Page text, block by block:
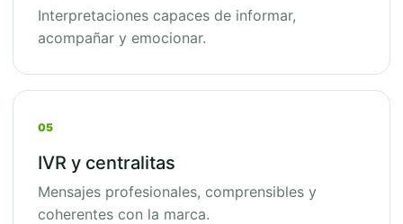
Interpretaciones capaces de informar,
acompañar y emocionar.
05
IVR y centralitas
Mensajes profesionales, comprensibles y
coherentes con la marca.